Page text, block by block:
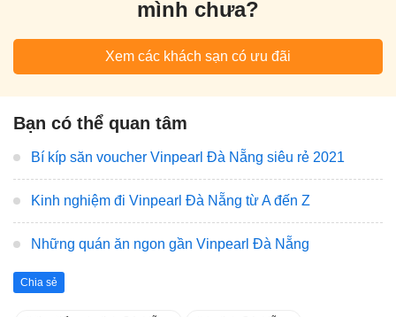
mình chưa?
Xem các khách sạn có ưu đãi
Bạn có thể quan tâm
Bí kíp săn voucher Vinpearl Đà Nẵng siêu rẻ 2021
Kinh nghiệm đi Vinpearl Đà Nẵng từ A đến Z
Những quán ăn ngon gần Vinpearl Đà Nẵng
Chia sẻ